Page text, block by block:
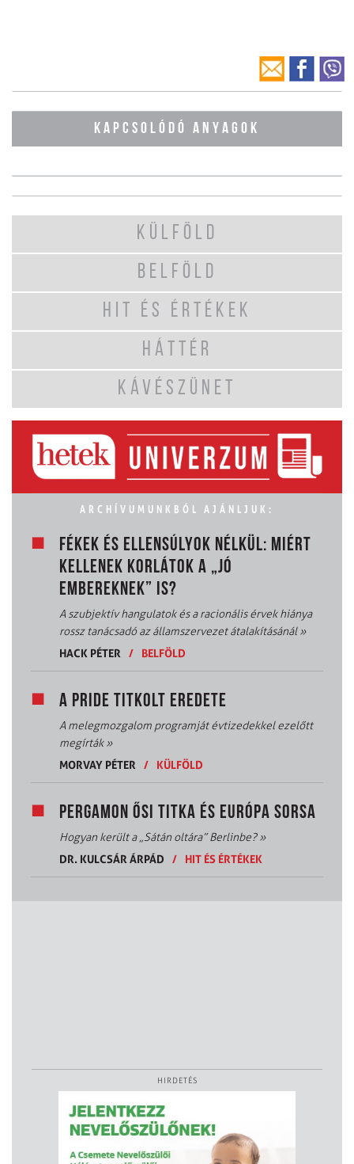
KAPCSOLÓDÓ ANYAGOK
KÜLFÖLD
BELFÖLD
HIT ÉS ÉRTÉKEK
HÁTTÉR
KÁVÉSZÜNET
ARCHÍVUMUNKBÓL AJÁNLJUK:
FÉKEK ÉS ELLENSÚLYOK NÉLKÜL: MIÉRT
KELLENEK KORLÁTOK A „JÓ
EMBEREKNEK” IS?
A szubjektív hangulatok és a racionális érvek hiánya
rossz tanácsadó az államszervezet átalakításánál»
HACK PÉTER
/ BELFÖLD
A PRIDE TITKOLT EREDETE
A melegmozgalom programját évtizedekkel ezelőtt
megírták»
MORVAY PÉTER
/ KÜLFÖLD
PERGAMON ŐSI TITKA ÉS EURÓPA SORSA
Hogyan került a „Sátán oltára” Berlinbe?»
DR. KULCSÁR ÁRPÁD
/ HIT ÉS ÉRTÉKEK
HIRDETÉS